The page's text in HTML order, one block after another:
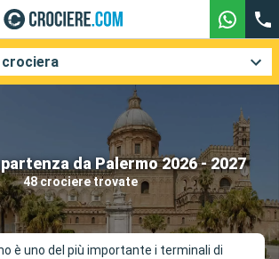
da Palermo 2026 - 2027
48 crociere trovate
crociera
Compagnie
è uno del più importante i terminali di